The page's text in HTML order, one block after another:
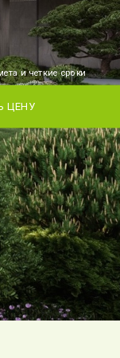
и четкие сроки
ЦЕНУ